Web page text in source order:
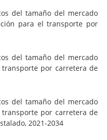
del tamaño del mercado
para el transporte por
del tamaño del mercado
por carretera de
del tamaño del mercado
por carretera de
2021-2034